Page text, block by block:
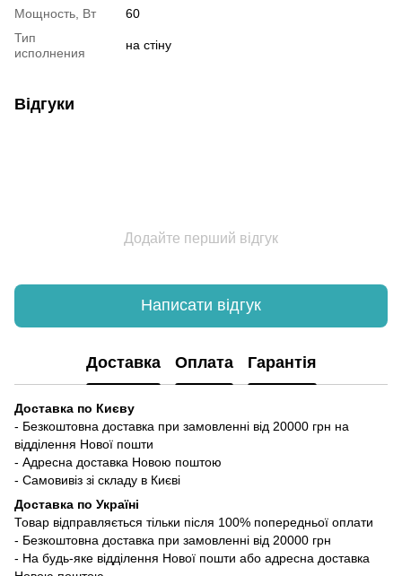
Мощность, Вт
60
Тип
исполнения
на стіну
Відгуки
Додайте перший відгук
Написати відгук
Доставка Оплата Гарантія
Доставка по Києву
- Безкоштовна доставка при замовленні від 20000 грн на
відділення Нової пошти
- Адресна доставка Новою поштою
- Самовивіз зі складу в Києві
Доставка по Україні
Товар відправляється тільки після 100% попередньої оплати
- Безкоштовна доставка при замовленні від 20000 грн
- На будь-яке відділення Нової пошти або адресна доставка